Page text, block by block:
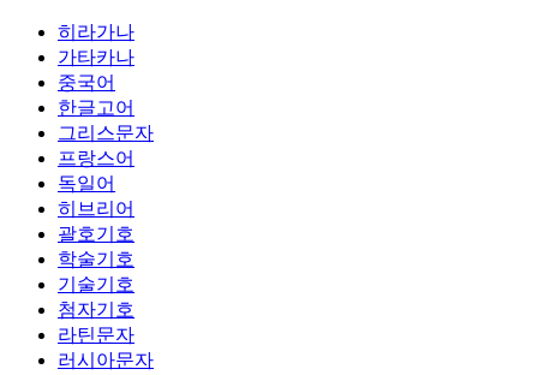
히라가나
가타카나
중국어
한글고어
그리스문자
프랑스어
독일어
히브리어
괄호기호
학술기호
기술기호
첨자기호
라틴문자
러시아문자